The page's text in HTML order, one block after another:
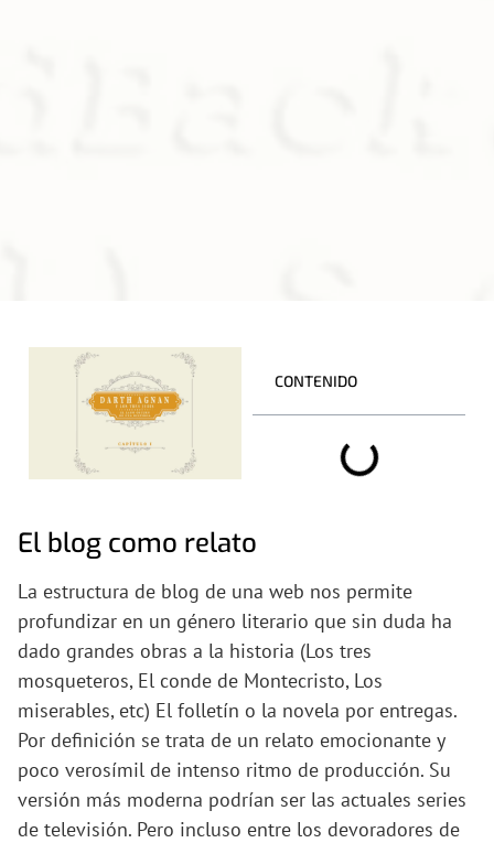
CONTENIDO
El blog como relato
La estructura de blog de una web nos permite
profundizar en un género literario que sin duda ha
dado grandes obras a la historia (Los tres
mosqueteros, El conde de Montecristo, Los
miserables, etc) El folletín o la novela por entregas.
Por definición se trata de un relato emocionante y
poco verosímil de intenso ritmo de producción. Su
versión más moderna podrían ser las actuales series
de televisión. Pero incluso entre los devoradores de